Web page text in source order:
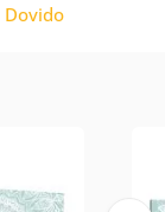
Dovido